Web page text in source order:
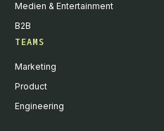
Medien & Entertainment
B2B
TEAMS
Marketing
Product
Engineering